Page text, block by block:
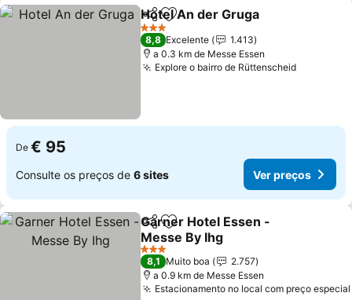
PartilharAdicionar aos favoritos
Hotel An der Gruga
3 Estrelas
8,8 Excelente
1.413
a 0.3 km de Messe Essen
Explore o bairro de RüttenscheidVer
De € 95
Consulte os preços de 6 sites Ver preços
PartilharAdicionar aos favoritos
Garner Hotel Essen -
Messe By Ihg
Ver preços
3 Estrelas
8,1 Muito boa
2.757
a 0.9 km de Messe Essen
Estacionamento no local com preço especial